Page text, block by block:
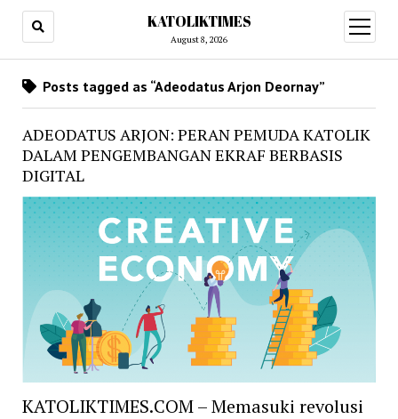
KATOLIKTIMES
August 8, 2026
open
menu
Posts tagged as “Adeodatus Arjon Deornay”
ADEODATUS ARJON: PERAN PEMUDA KATOLIK
DALAM PENGEMBANGAN EKRAF BERBASIS
DIGITAL
KATOLIKTIMES.COM – Memasuki revolusi